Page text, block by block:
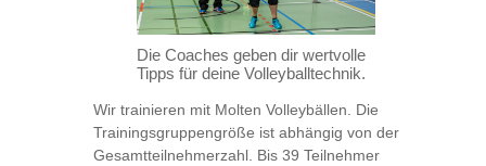
Die Coaches geben dir wertvolle
Tipps für deine Volleyballtechnik.
Wir trainieren mit Molten Volleybällen. Die
Trainingsgruppengröße ist abhängig von der
Gesamtteilnehmerzahl. Bis 39 Teilnehmer